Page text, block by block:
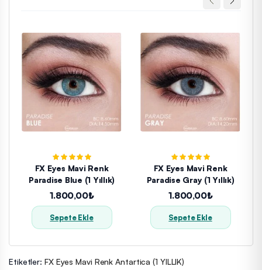
FX Eyes Mavi Renk
Paradise Blue (1 Yıllık)
1.800,00₺
Sepete Ekle
FX Eyes Mavi Renk
Paradise Gray (1 Yıllık)
1.800,00₺
Sepete Ekle
Etiketler: FX Eyes Mavi Renk Antartica (1 YILLIK)